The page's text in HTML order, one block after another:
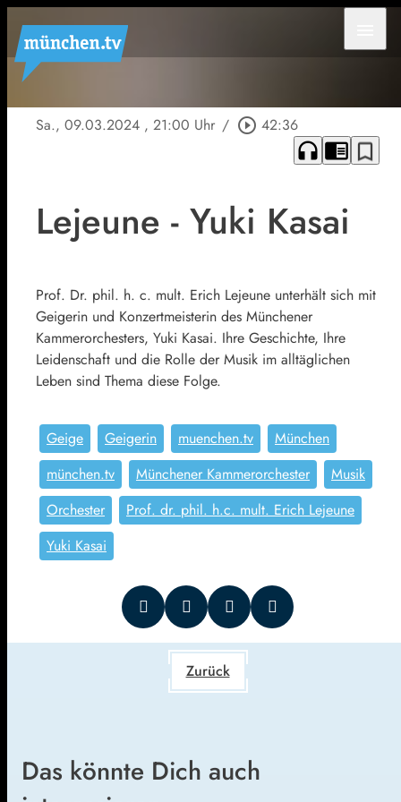
Sa., 09.03.2024 , 21:00 Uhr / play_circle_outline 42:36
headphones chrome_reader_mode bookmark_border
Lejeune - Yuki Kasai
Prof. Dr. phil. h. c. mult. Erich Lejeune unterhält sich mit
Geigerin und Konzertmeisterin des Münchener
Kammerorchesters, Yuki Kasai. Ihre Geschichte, Ihre
Leidenschaft und die Rolle der Musik im alltäglichen
Leben sind Thema diese Folge.
Geige Geigerin muenchen.tv
München
münchen.tv
Münchener Kammerorchester
Musik
Orchester
Prof. dr. phil. h.c. mult. Erich Lejeune
Yuki Kasai
Zurück
Das könnte Dich auch